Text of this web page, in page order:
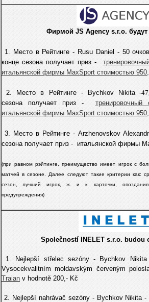
Фирмой JS Agency s.r.o.
1. Место в Рейтинге - Rusu Daniel - 50
конце сезона получает приз -
итальянской фирмы МахSport стоимостью
2. Место в Рейтинге - Bychkov Nikita-
сезона получает приз -
итальянской фирмы МахSport стоимостью
3. Место в Рейтинге - Arzhenovskov Alexandr
сезона получает приз - итальянской фирмы
(при равном pэйтинге, преимущество имеет игрок с
матчей в сезоне. Далее следуют такие критерии как:
сезон, лучший игрок, ж. и к. карточки,
предупреждения)
Společností INELET s.r.o. budou
1. Nejlepší střelec sezóny - Bychkov
Vysocekvalitním moldavským červeným
Traian v hodnotě 200,- Kč
2. Nejlepší nahrávač sezóny - Bychkov Nikita